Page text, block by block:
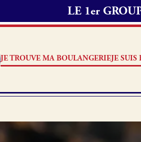
LE 1er
JE TROUVE MA BOULANGERIEJE SUIS
Passer
2. J’appelle mon